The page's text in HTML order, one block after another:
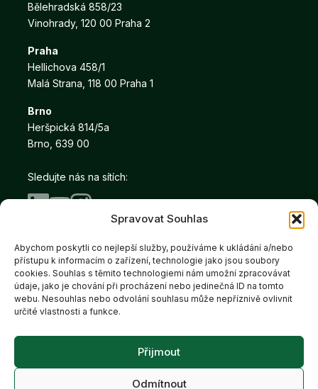
Spravovat Souhlas
Abychom poskytli co nejlepší služby, používáme k ukládání a/nebo
přístupu k informacím o zařízení, technologie jako jsou soubory
cookies. Souhlas s těmito technologiemi nám umožní zpracovávat
údaje, jako je chování při procházení nebo jedinečná ID na tomto
webu. Nesouhlas nebo odvolání souhlasu může nepříznivě ovlivnit
určité vlastnosti a funkce.
Přijmout
Odmítnout
Bělehradská 858/23
Vinohrady, 120 00 Praha 2
Praha
Hellichova 458/1
Malá Strana, 118 00 Praha 1
Brno
Heršpická 814/5a
Brno, 639 00
Sledujte nás na sítích:
Copyright © Salutem Real 2026
Prohlášení o ochraně Cookies
Salutem Real je členem
skupiny Salutem Group